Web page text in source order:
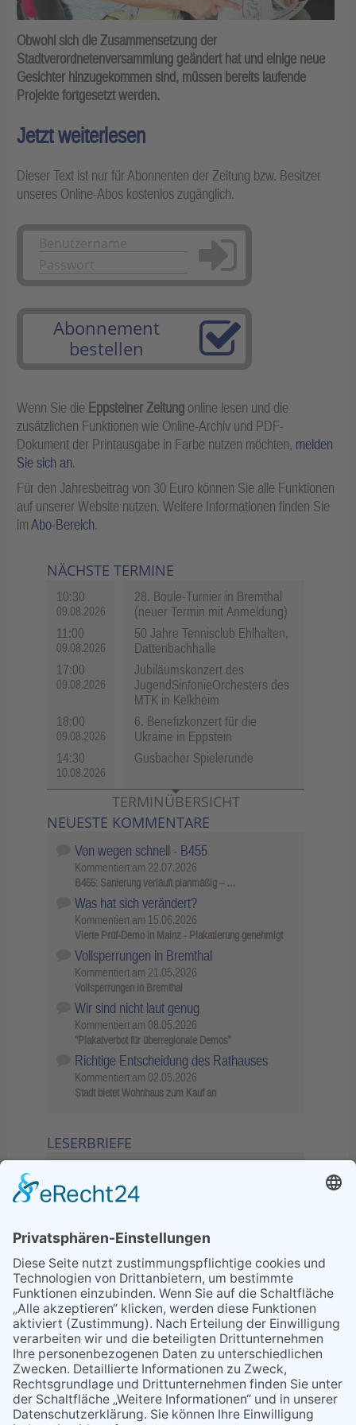
Obwohl sich die Zusammensetzung der
Stadtverordnetenversammlung geändert hat und einige neue
Gesichter hinzugekommen sind, müssen bereits laufende
Projekte fortgesetzt werden.
Jetzt weiterlesen
Dieser Text ist nur für Abonnenten der Zeitung bzw. Besitzer
unseres Online-Abos kostenlos zugänglich.
Anmelden
Abonnement
bestellen
Wenn Sie die Eppsteiner Zeitung online lesen und die
zusätzlichen Funktionen wie Online-Archiv und PDF-
Dokument der Printausgabe in Farbe nutzen möchten, melden
Sie sich an.
Für den Jahresbeitrag von 30 Euro können Sie alle Funktionen
auf unserer Website nutzen. Weitere Informationen finden Sie
imAbo-Bereich.
NÄCHSTE TERMINE
10:30
09.08.2026
28. Boule-Turnier in Bremthal
(neuer Termin mit Anmeldung)
11:00
09.08.2026
50 Jahre Tennisclub Ehlhalten,
Dattenbachhalle
17:00
09.08.2026
Jubiläumskonzert des
JugendSinfonieOrchesters des
MTK in Kelkheim
18:00
09.08.2026
6. Benefizkonzert für die
Ukraine in Eppstein
14:30
10.08.2026
Gusbacher Spielerunde
TERMINÜBERSICHT
NEUESTE KOMMENTARE
Von wegen schnell - B455
Kommentiert am 22.07.2026
B455: Sanierung verläuft planmäßig – …
Was hat sich verändert?
Kommentiert am 15.06.2026
Vierte Prüf-Demo in Mainz - Plakatierung genehmigt
Vollsperrungen in Bremthal
Kommentiert am 21.05.2026
Vollsperrungen in Bremthal
Wir sind nicht laut genug
Kommentiert am 08.05.2026
"Plakatverbot für überregionale Demos"
Richtige Entscheidung des Rathauses
Kommentiert am 02.05.2026
Stadt bietet Wohnhaus zum Kauf an
LESERBRIEFE
Sperrung B455: Kleiner
Grenzverkehr statt weite Wege
21.04.2026
Wenn Bahn-Computer nicht
miteinander kommunizieren
11.03.2026
"Plakatverbot für überregionale
Demos"
04.02.2026
Gelbe Tonne – Ein kleiner Blick
über den Tellerand
04.02.2026
Plastikersparnis durch Nutzung